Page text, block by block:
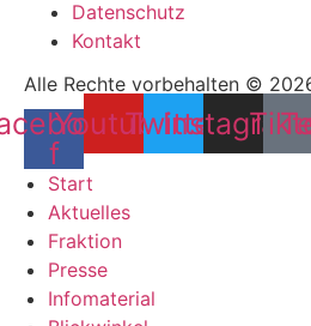
Datenschutz
Kontakt
Alle Rechte vorbehalten ©
f
YoutubeTwitter
Instagram
Start
Aktuelles
Fraktion
Presse
Infomaterial